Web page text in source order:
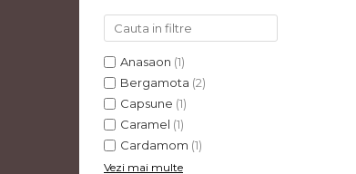
Anasaon (1)
Bergamota (2)
Capsune (1)
Caramel (1)
Cardamom (1)
Vezi mai multe